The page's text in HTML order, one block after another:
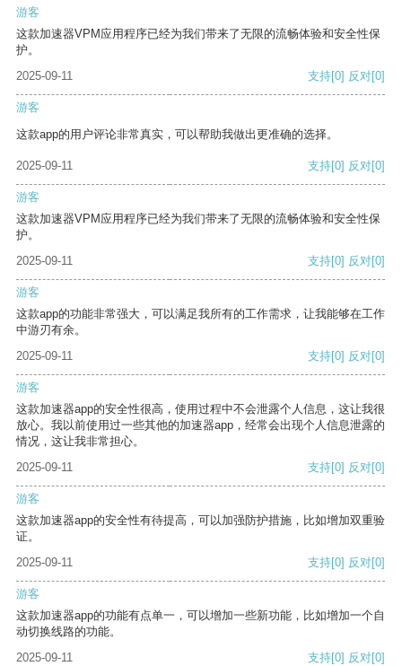
游客
这款加速器VPM应用程序已经为我们带来了无限的流畅体验和安全性保
护。
2025-09-11
支持[0] 反对[0]
游客
这款app的用户评论非常真实，可以帮助我做出更准确的选择。
2025-09-11 支持[0] 反对[0]
游客
这款加速器VPM应用程序已经为我们带来了无限的流畅体验和安全性保
护。
2025-09-11
支持[0] 反对[0]
游客
这款app的功能非常强大，可以满足我所有的工作需求，让我能够在工作
中游刃有余。
2025-09-11
支持[0] 反对[0]
游客
这款加速器app的安全性很高，使用过程中不会泄露个人信息，这让我很
放心。我以前使用过一些其他的加速器app，经常会出现个人信息泄露的
情况，这让我非常担心。
2025-09-11
支持[0] 反对[0]
游客
这款加速器app的安全性有待提高，可以加强防护措施，比如增加双重验
证。
2025-09-11
支持[0] 反对[0]
游客
这款加速器app的功能有点单一，可以增加一些新功能，比如增加一个自
动切换线路的功能。
2025-09-11
支持[0] 反对[0]